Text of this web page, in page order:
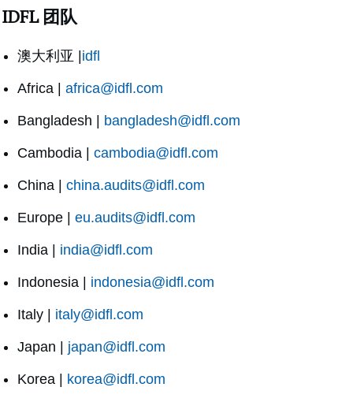
IDFL 团队
澳大利亚 |idfl
Africa | africa@idfl.com
Bangladesh | bangladesh@idfl.com
Cambodia | cambodia@idfl.com
China | china.audits@idfl.com
Europe | eu.audits@idfl.com
India | india@idfl.com
Indonesia | indonesia@idfl.com
Italy | italy@idfl.com
Japan | japan@idfl.com
Korea | korea@idfl.com